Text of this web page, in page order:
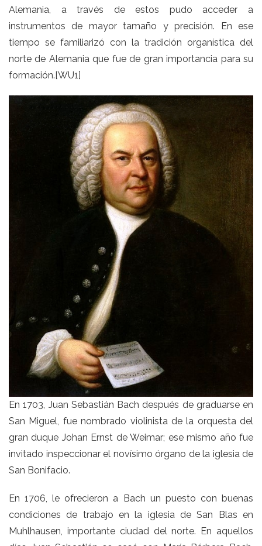
Alemania, a través de estos pudo acceder a
instrumentos de mayor tamaño y precisión. En ese
tiempo se familiarizó con la tradición organística del
norte de Alemania que fue de granimportancia para su
formación. [WU1]
En 1703, Juan Sebastián Bach después de graduarse en
San Miguel, fue nombrado violinista de la orquesta del
gran duque Johan Ernst de Weimar; ese mismo año fue
invitado inspeccionar el novísimo órgano de la iglesia de
San Bonifacio.
En 1706, le ofrecieron a Bach un puesto con buenas
condiciones de trabajo en la iglesia de San Blas en
Muhlhausen, importante ciudad del norte. En aquellos